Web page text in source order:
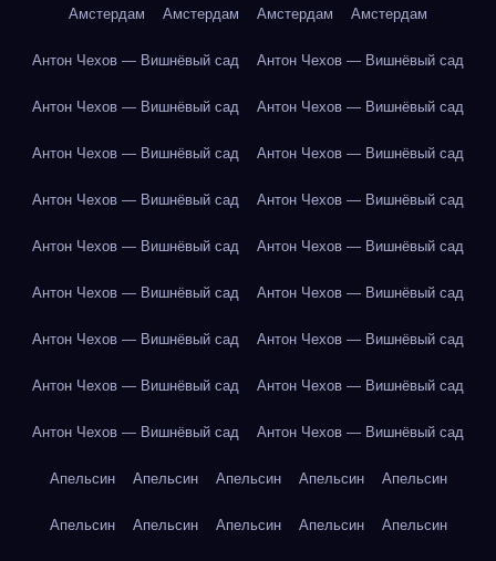
Амстердам Амстердам Амстердам Амстердам
Антон Чехов — Вишнёвый сад Антон Чехов — Вишнёвый сад
Антон Чехов — Вишнёвый сад Антон Чехов — Вишнёвый сад
Антон Чехов — Вишнёвый сад Антон Чехов — Вишнёвый сад
Антон Чехов — Вишнёвый сад Антон Чехов — Вишнёвый сад
Антон Чехов — Вишнёвый сад Антон Чехов — Вишнёвый сад
Антон Чехов — Вишнёвый сад Антон Чехов — Вишнёвый сад
Антон Чехов — Вишнёвый сад Антон Чехов — Вишнёвый сад
Антон Чехов — Вишнёвый сад Антон Чехов — Вишнёвый сад
Антон Чехов — Вишнёвый сад Антон Чехов — Вишнёвый сад
Апельсин Апельсин Апельсин Апельсин Апельсин
Апельсин Апельсин Апельсин Апельсин Апельсин